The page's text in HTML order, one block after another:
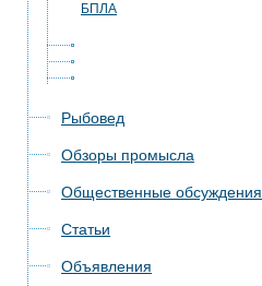
БПЛА
Рыбовед
Обзоры промысла
Общественные обсуждения
Статьи
Объявления